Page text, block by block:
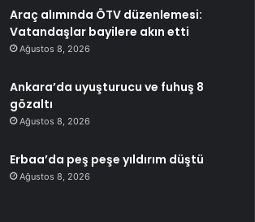
Araç alımında ÖTV düzenlemesi:
Vatandaşlar bayilere akın etti
Ağustos 8, 2026
Ankara’da uyuşturucu ve fuhuş 8
gözaltı
Ağustos 8, 2026
Erbaa’da peş peşe yıldırım düştü
Ağustos 8, 2026